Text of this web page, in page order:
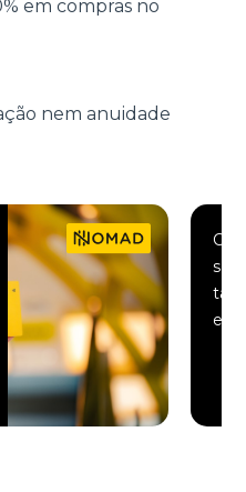
em compras no
nem anuidade